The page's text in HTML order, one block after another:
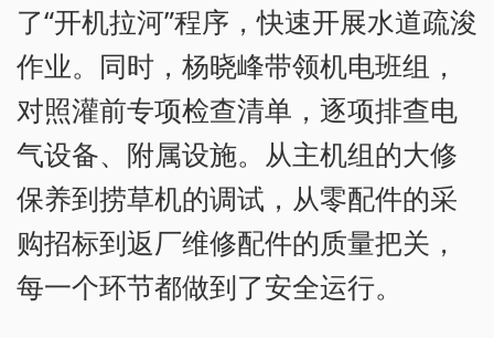
了“开机拉河”程序，快速开展水道疏浚
作业。同时，杨晓峰带领机电班组，
对照灌前专项检查清单，逐项排查电
气设备、附属设施。从主机组的大修
保养到捞草机的调试，从零配件的采
购招标到返厂维修配件的质量把关，
每一个环节都做到了安全运行。